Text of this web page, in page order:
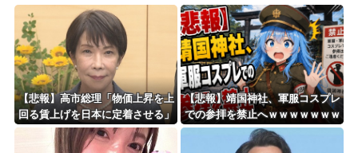
【群馬】デカいNinja乗りさん、後方確認しない軽四に当てられてしまう。
8/4のニュース
日本旅行キャンセルすべきか…1万年ぶり史上最大級の火山の兆し＝韓国の反応
更新中止のお知らせ
海外「おめでとうタキ！」リヴァプール南野がバースデーゴール！！
【悲報】高市総理「物価上昇を上
回る賃上げを日本に定着させる」
→国家公務員月給3.51％増へ 地
方公務員も追随する見通し
【悲報】靖国神社、軍服コスプレ
での参拝を禁止へｗｗｗｗｗｗｗ
ｗｗｗｗｗｗｗｗｗｗｗｗ